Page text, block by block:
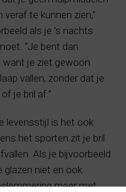
te kunnen zien,"
als je ’s nachts
“Je bent dan
want je ziet gewoon
vallen, zonder dat je
je bril af.”
levensstijl is het ook
het sporten zit je bril
Als je bijvoorbeeld
glazen niet en ook
meer met